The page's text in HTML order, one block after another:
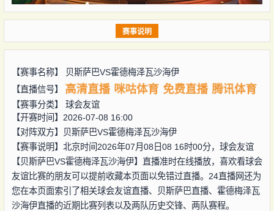
赛事说明
【赛事名称】
贝斯萨巴VS霍德梅泽瓦沙海伊
【直播信号】
高清直播 咪咕体育 免费直播 腾讯体育
【赛事分类】 球会友谊
【开赛时间】2026-07-08 16:00
【对阵双方】
贝斯萨巴VS霍德梅泽瓦沙海伊
【赛事说明】北京时间2026年07月08日08 16时00分，球会友谊
【贝斯萨巴VS霍德梅泽瓦沙海伊】直播准时在线播放，喜欢看球会
友谊比赛的朋友可以提前收藏本页面以免错过直播。24直播网还为
您在本页面索引了相关球会友谊直播、贝斯萨巴直播、霍德梅泽瓦
沙海伊直播的近期比赛列表以及两队历史交锋、两队赛程。